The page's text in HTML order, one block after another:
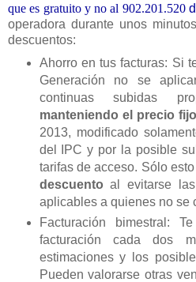
que es gratuito y no al 902.201.520
operadora durante unos
descuentos:
Ahorro en tus facturas: Si
Generación no se
continuas subidas
manteniendo el precio fijo
2013, modificado
del IPC y por la posible
tarifas de acceso. Sólo
descuentoal evitarse
aplicables a quienes no se
Facturación bimestral:
facturación cada dos
estimaciones y los
Pueden valorarse otras